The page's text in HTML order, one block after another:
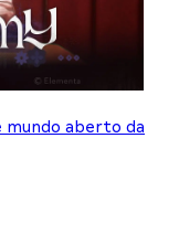
mundo aberto da